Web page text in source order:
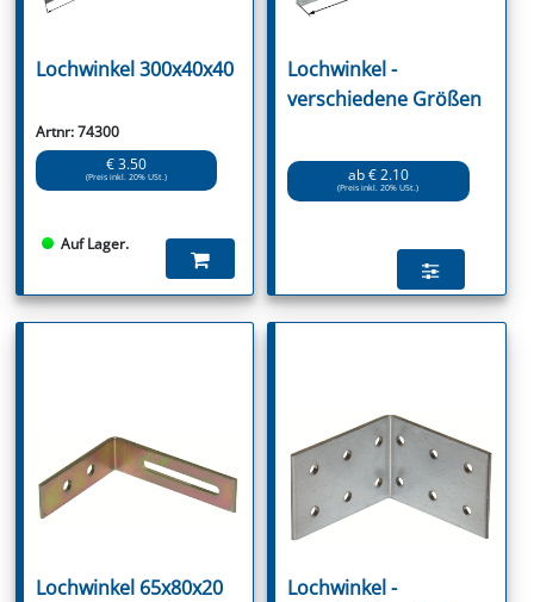
Lochwinkel 300x40x40
Artnr: 74300
€ 3.50
(Preis inkl. 20% USt.)
Auf Lager.
Lochwinkel -
verschiedene Größen
ab € 2.10
(Preis inkl. 20% USt.)
Lochwinkel 65x80x20
Lochwinkel -